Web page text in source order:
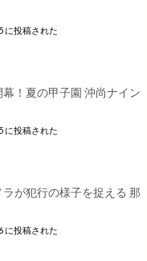
に投稿された
幕！夏の甲子園 沖尚ナイン
に投稿された
ラが犯行の様子を捉える 那
に投稿された